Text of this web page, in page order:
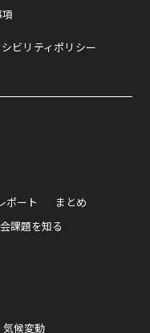
項
ビリティポリシー
ポート
まとめ
課題を知る
気候変動